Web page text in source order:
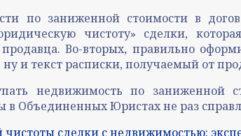
по заниженной стоимости в
чистоту» сделки,
Во-вторых, правильно
ну и текст расписки, получаемый от
недвижимость по заниженной
Объединенных Юристах не раз
сделки с недвижимостью: